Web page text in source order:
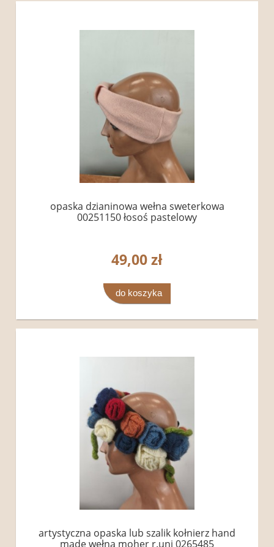
opaska dzianinowa wełna sweterkowa
00251150 łosoś pastelowy
49,00 zł
do koszyka
artystyczna opaska lub szalik kołnierz hand
made wełna moher r.uni 0265485